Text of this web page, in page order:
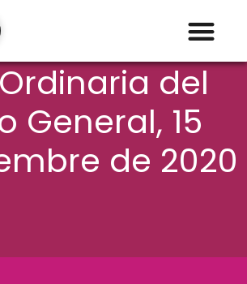
del
General, 15
de 2020